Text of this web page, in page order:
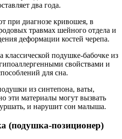
два года.
при диагнозе кривошея, в
травмах шейного отдела и
деформации костей черепа.
подушке-бабочке из
свойствами и
для сна.
из синтепона, ваты,
эти материалы могут вызвать
и нарушит сон малыша.
(подушка-позиционер)